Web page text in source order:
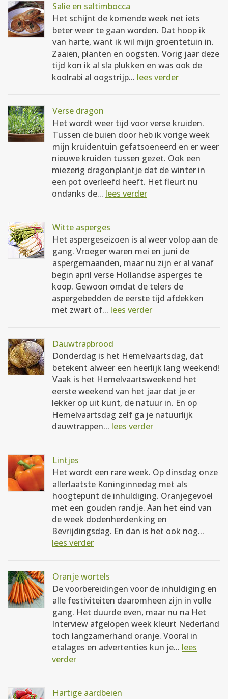
Salie en saltimbocca
Het schijnt de komende week net iets
beter weer te gaan worden. Dat hoop ik
van harte, want ik wil mijn groentetuin in.
Zaaien, planten en oogsten. Vorig jaar deze
tijd kon ik al sla plukken en was ook de
koolrabi al oogstrijp... lees verder
Verse dragon
Het wordt weer tijd voor verse kruiden.
Tussen de buien door heb ik vorige week
mijn kruidentuin gefatsoeneerd en er weer
nieuwe kruiden tussen gezet. Ook een
miezerig dragonplantje dat de winter in
een pot overleefd heeft. Het fleurt nu
ondanks de... lees verder
Witte asperges
Het aspergeseizoen is al weer volop aan de
gang. Vroeger waren mei en juni de
aspergemaanden, maar nu zijn er al vanaf
begin april verse Hollandse asperges te
koop. Gewoon omdat de telers de
aspergebedden de eerste tijd afdekken
met zwart of... lees verder
Dauwtrapbrood
Donderdag is het Hemelvaartsdag, dat
betekent alweer een heerlijk lang weekend!
Vaak is het Hemelvaartsweekend het
eerste weekend van het jaar dat je er
lekker op uit kunt, de natuur in. En op
Hemelvaartsdag zelf ga je natuurlijk
dauwtrappen... lees verder
Lintjes
Het wordt een rare week. Op dinsdag onze
allerlaatste Koninginnedag met als
hoogtepunt de inhuldiging. Oranjegevoel
met een gouden randje. Aan het eind van
de week dodenherdenking en
Bevrijdingsdag. En dan is het ook nog...
lees verder
Oranje wortels
De voorbereidingen voor de inhuldiging en
alle festiviteiten daaromheen zijn in volle
gang. Het duurde even, maar nu na Het
Interview afgelopen week kleurt Nederland
toch langzamerhand oranje. Vooral in
etalages en advertenties kun je... lees
verder
Hartige aardbeien